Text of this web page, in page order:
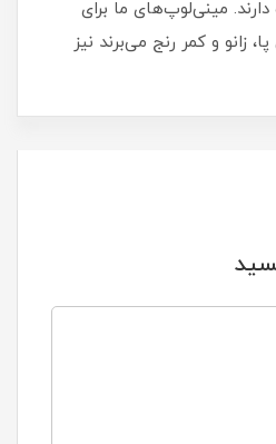
مینی‌لوپ‌های ما برای
زانو و کمر رنج می‌برند نیز